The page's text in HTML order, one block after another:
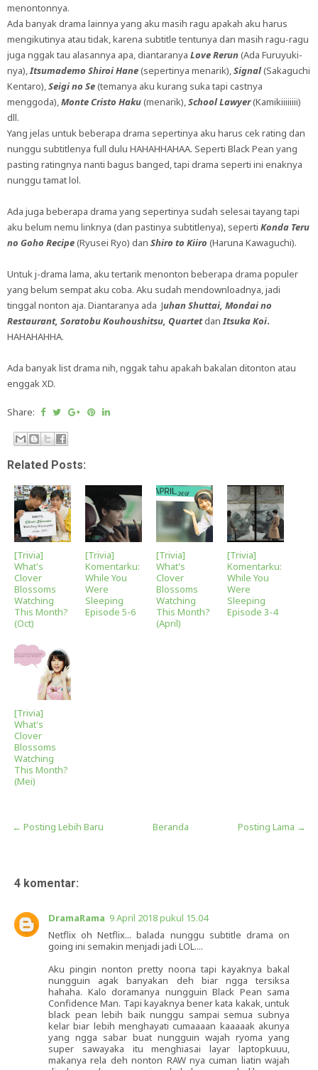
menontonnya.
Ada banyak drama lainnya yang aku masih ragu apakah aku harus
mengikutinya atau tidak, karena subtitle tentunya dan masih ragu-ragu
juga nggak tau alasannya apa, diantaranya Love Rerun (Ada Furuyuki-
nya),Itsumademo Shiroi Hane(sepertinya menarik),Signal(Sakaguchi
Kentaro),Seigi no Se(temanya aku kurang suka tapi castnya
menggoda),Monte Cristo Haku(menarik),School Lawyer(Kamikiiiiiiii)
dll.
Yang jelas untuk beberapa drama sepertinya aku harus cek rating dan
nunggu subtitlenya full dulu HAHAHHAHAA. Seperti Black Pean yang
pasting ratingnya nanti bagus banged, tapi drama seperti ini enaknya
nunggu tamat lol.
Ada juga beberapa drama yang sepertinya sudah selesai tayang tapi
aku belum nemu linknya (dan pastinya subtitlenya), seperti Konda Teru
no Goho Recipe(Ryusei Ryo) dan Shiro to Kiiro (Haruna Kawaguchi).
Untuk j-drama lama, aku tertarik menonton beberapa drama populer
yang belum sempat aku coba. Aku sudah mendownloadnya, jadi
tinggal nonton aja. Diantaranya ada Juhan Shuttai, Mondai no
Restaurant, Soratobu Kouhoushitsu, QuartetdanItsuka Koi.
HAHAHAHHA.
Ada banyak list drama nih, nggak tahu apakah bakalan ditonton atau
enggak XD.
Share:
Related Posts:
[Trivia]
What's
Clover
Blossoms
Watching
This Month?
(Oct)
[Trivia]
Komentarku:
While You
Were
Sleeping
Episode 5-6
[Trivia]
What's
Clover
Blossoms
Watching
This Month?
(April)
[Trivia]
Komentarku:
While You
Were
Sleeping
Episode 3-4
[Trivia]
What's
Clover
Blossoms
Watching
This Month?
(Mei)
← Posting Lebih Baru Posting Lama →
Beranda
4 komentar:
DramaRama 9 April 2018 pukul 15.04
Netflix oh Netflix... balada nunggu subtitle drama on
going ini semakin menjadi jadi LOL....
Aku pingin nonton pretty noona tapi kayaknya bakal
nungguin agak banyakan deh biar ngga tersiksa
hahaha. Kalo doramanya nungguin Black Pean sama
Confidence Man. Tapi kayaknya bener kata kakak, untuk
black pean lebih baik nunggu sampai semua subnya
kelar biar lebih menghayati cumaaaan kaaaaak akunya
yang ngga sabar buat nungguin wajah ryoma yang
super sawayaka itu menghiasai layar laptopkuuu,
makanya rela deh nonton RAW nya cuman liatin wajah